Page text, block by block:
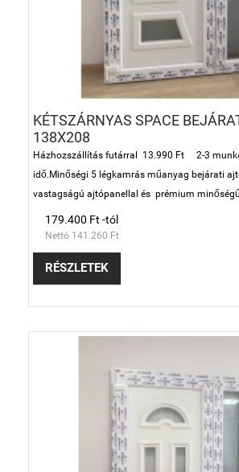
KÉTSZÁRNYAS SPACE
138X208
Házhozszállítás futárral 13.990 Ft 2-3
idő.Minőségi 5 légkamrás műanyag bejárati
vastagságú ajtópanellal és prémium
179.400 Ft -tól
Nettó 141.260 Ft
RÉSZLETEK